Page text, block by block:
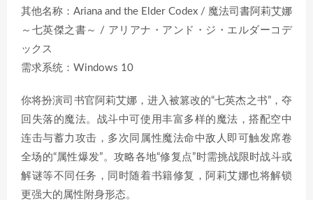
其他名称：Ariana and the Elder Codex / 魔法司書阿莉艾娜
～七英傑之書～ / アリアナ・アンド・ジ・エルダーコデ
ックス
需求系统：Windows 10
你将扮演司书官阿莉艾娜，进入被篡改的“七英杰之书”，夺
回失落的魔法。战斗中可使用丰富多样的魔法，搭配空中
连击与蓄力攻击，多次同属性魔法命中敌人即可触发席卷
全场的“属性爆发”。攻略各地“修复点”时需挑战限时战斗或
解谜等不同任务，同时随着书籍修复，阿莉艾娜也将解锁
更强大的属性附身形态。